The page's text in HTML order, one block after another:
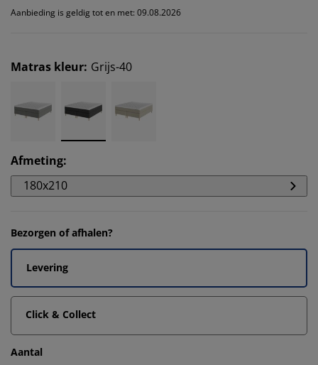
Aanbieding is geldig tot en met: 09.08.2026
Matras kleur: Grijs-40
Afmeting:
180x210
Bezorgen of afhalen?
Levering
Click & Collect
Aantal